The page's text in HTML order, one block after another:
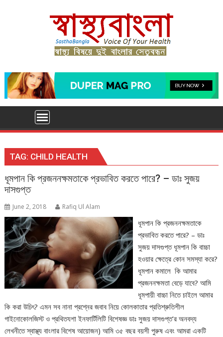
TAG: CHILD HEALTH
ধূমপান কি প্রজননক্ষমতাকে প্রভাবিত করতে পারে? – ডাঃ সুজয়
দাসগুপ্ত
June 2, 2018 Rafiq Ul Alam
ধূমপান কি প্রজননক্ষমতাকে
প্রভাবিত করতে পারে? – ডাঃ
সুজয় দাসগুপ্ত ধূমপান কি বাচ্চা
হওয়ার ক্ষেত্রে কোন সমস্যা করে?
ধূমপান কমালে কি আমার
প্রজননক্ষমতা বেড়ে যাবে? আমি
ধূমপায়ী বাচ্চা নিতে চাইলে আমার
কি করা উচিৎ? এমন সব নানা প্রশ্নের জবাব নিয়ে কোলকাতার প্রতিশ্রুতিশীল
গাইনোকোলজিস্ট ও প্রথিতযশা ইনফার্টিলিটি বিশেষজ্ঞ ডাঃ সুজয় দাসগুপ্ত’র অনবদ্য
লেখনীতে স্বাস্থ্য বাংলার বিশেষ আয়োজন) আমি ৩৫ বছর বয়সী পুরুষ এবং আমরা একটি